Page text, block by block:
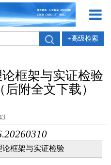
+高级检索
框架与实证检验
后附全文下载）
框架与实证检验